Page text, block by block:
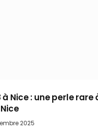
à Nice : une perle rare
2025